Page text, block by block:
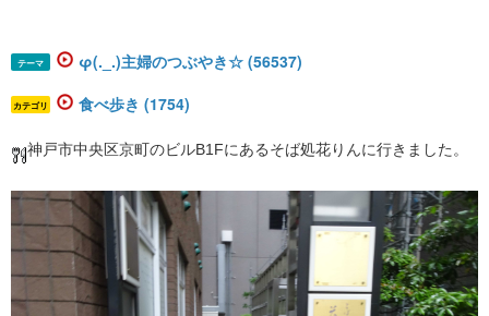
テーマ φ(._.)主婦のつぶやき☆ (56537)
カテゴリ 食べ歩き (1754)
神戸市中央区京町のビルB1Fにあるそば処花りんに行きました。